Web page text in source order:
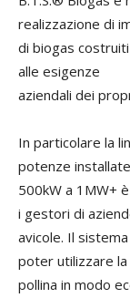
realizzazione di
di biogas
alle esigenze
aziendali dei
In particolare la
potenze
500kW a 1MW+
i gestori di
avicole. Il
poter utilizzare la
pollina in modo